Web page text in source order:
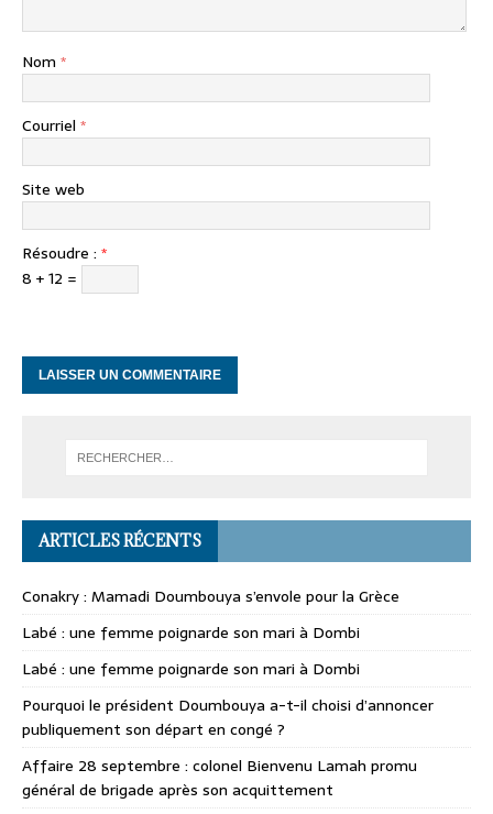
Nom *
Courriel *
Site web
Résoudre : *
8 + 12 =
ARTICLES RÉCENTS
Conakry : Mamadi Doumbouya s’envole pour la Grèce
Labé : une femme poignarde son mari à Dombi
Labé : une femme poignarde son mari à Dombi
Pourquoi le président Doumbouya a-t-il choisi d’annoncer
publiquement son départ en congé ?
Affaire 28 septembre : colonel Bienvenu Lamah promu
général de brigade après son acquittement